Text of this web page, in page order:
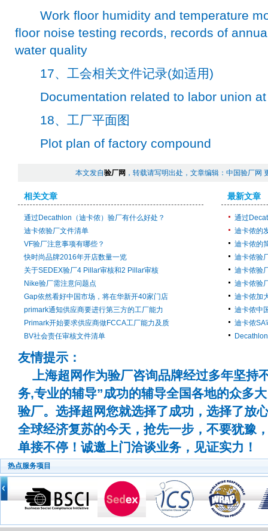
Work floor humidity and temperature
floor noise testing records, records of
water quality
17、工会相关文件记录(如适用)
Documentation related to labor union at
18、工厂平面图
Plot plan of factory compound
本文发自验厂网 ，转载请写明出处，文章编辑：中国验厂网
相关文章
通过Decathlon（迪卡侬）验厂有什么好处？
迪卡侬验厂文件清单
VF验厂注意事项有哪些？
快时尚品牌2016年开店数量一览
关于SEDEX验厂4 Pillar审核和2 Pillar审核
Nike验厂需注意问题点
Gap依然看好中国市场，将在华新开40家门店
primark通知供应商要进行第三方的工厂能力
Primark开始要求供应商做FCCA工厂能力及质
BV社会责任审核文件清单
最新文章
通过
迪卡侬的
迪卡侬的
迪卡侬验
迪卡侬验
迪卡侬验
迪卡侬加
迪卡侬中
迪卡侬SA
友情提示：
上海超网作为验厂咨询品牌经过多年坚持
务,专业的辅导”成功的辅导全国各地的众多
验厂。选择超网您就选择了成功，选择了放
全球经济复苏的今天，抢先一步，不要犹豫
单接不停！诚邀上门洽谈业务，见证实力！
热点服务项目